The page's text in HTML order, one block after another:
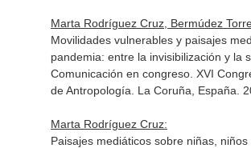
Marta Rodríguez Cruz, Bermúdez
Movilidades vulnerables y paisajes
pandemia: entre la invisibilización y la
Comunicación en congreso. XVI
de Antropología. La Coruña, España.
Marta Rodríguez Cruz:
Paisajes mediáticos sobre niñas,